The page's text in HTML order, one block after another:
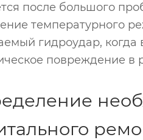
после большого
температурного
гидроудар, когда
повреждение в